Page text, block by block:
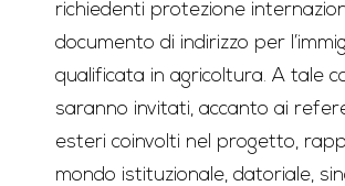
richiedenti protezione
documento di indirizzo per
qualificata in agricoltura. A tale
saranno invitati, accanto ai
esteri coinvolti nel progetto,
mondo istituzionale, datoriale,